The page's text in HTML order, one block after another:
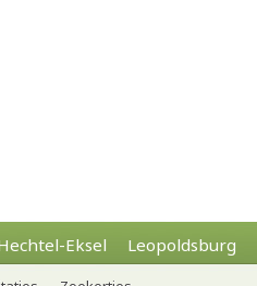
Eksel Leopoldsburg